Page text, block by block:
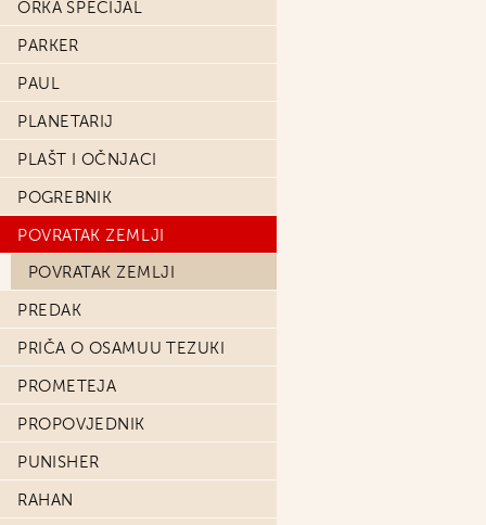
ORKA SPECIJAL
PARKER
PAUL
PLANETARIJ
PLAŠT I OČNJACI
POGREBNIK
POVRATAK ZEMLJI
POVRATAK ZEMLJI
PREDAK
PRIČA O OSAMUU TEZUKI
PROMETEJA
PROPOVJEDNIK
PUNISHER
RAHAN